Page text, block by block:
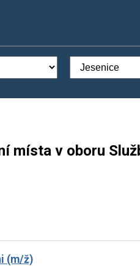
místa v oboru
(m/ž)